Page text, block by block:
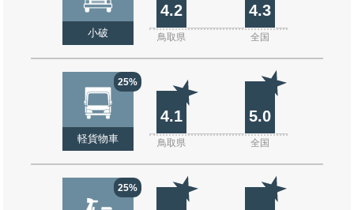
小破
4.2 4.3
鳥取県 全国
25%
軽貨物車
4.1 5.0
鳥取県 全国
25%